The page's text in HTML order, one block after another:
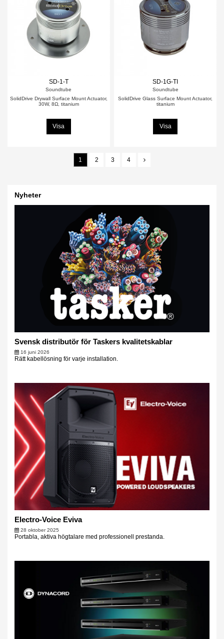
SD-1-T
Soundtube
SolidDrive Drywall Surface Mount Actuator,
30W, 8Ω, titanium
Visa
SD-1G-TI
Soundtube
SolidDrive Glass Surface Mount Actuator,
titanium
Visa
1 2 3 4
Nyheter
Svensk distributör för Taskers kvalitetskablar
16 juni 2026
Rätt kabellösning för varje installation.
Electro-Voice Eviva
28 oktober 2025
Portabla, aktiva högtalare med professionell prestanda.